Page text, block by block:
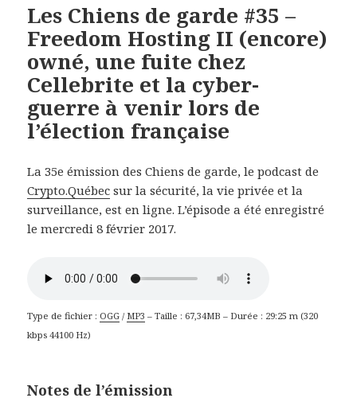
Les Chiens de garde #35 –
Freedom Hosting II (encore)
owné, une fuite chez
Cellebrite et la cyber-
guerre à venir lors de
l’élection française
La 35e émission des Chiens de garde, le podcast de
Crypto.Québec sur la sécurité, la vie privée et la
surveillance, est en ligne. L’épisode a été enregistré
le mercredi 8 février 2017.
Type de fichier : OGG / MP3 – Taille : 67,34MB – Durée : 29:25 m (320
kbps 44100 Hz)
Notes de l’émission